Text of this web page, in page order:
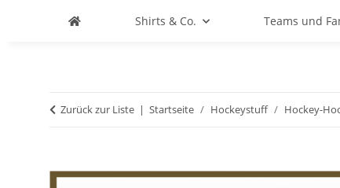
Shirts & Co. Teams und
Zurück zur Liste Startseite Hockeystuff Hockey-